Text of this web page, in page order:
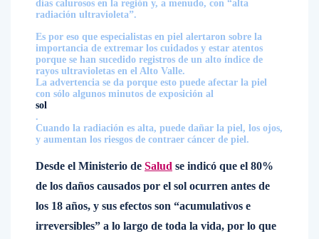
días calurosos en la región y, a menudo, con “alta
radiación ultravioleta”.
Es por eso que especialistas en piel alertaron sobre la
importancia de extremar los cuidados y estar atentos
porque se han sucedido registros de un alto índice de
rayos ultravioletas en el Alto Valle.
La advertencia se da porque esto puede afectar la piel
con sólo algunos minutos de exposición al
sol
.
Cuando la radiación es alta, puede dañar la piel, los ojos,
y aumentan los riesgos de contraer cáncer de piel.
Desde el Ministerio de Salud se indicó que el 80%
de los daños causados por el sol ocurren antes de
los 18 años, y sus efectos son “acumulativos e
irreversibles” a lo largo de toda la vida, por lo que